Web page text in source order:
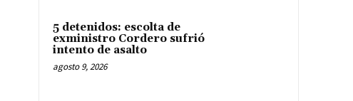
5 detenidos: escolta de
exministro Cordero sufrió
intento de asalto
agosto 9, 2026